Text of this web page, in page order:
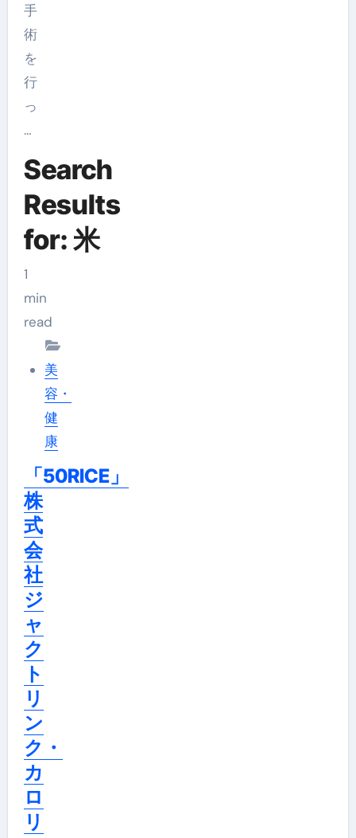
手
術
を
行
っ
…
Search
Results
for: 米
1
min
read
美
容・
健
康
「50RICE」
株
式
会
社
ジ
ャ
ク
ト
リ
ン
ク・
カ
ロ
リ